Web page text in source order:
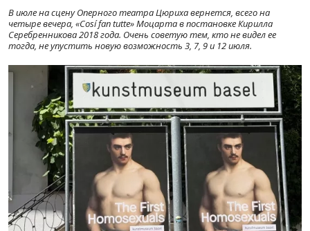
В июле на сцену Оперного театра Цюриха вернется, всего на
четыре вечера, «Cosí fan tutte» Моцарта в постановке Кирилла
Серебренникова 2018 года. Очень советую тем, кто не видел ее
тогда, не упустить новую возможность 3, 7, 9 и 12 июля.